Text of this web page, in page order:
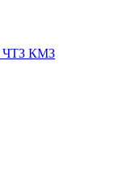
КМЗ